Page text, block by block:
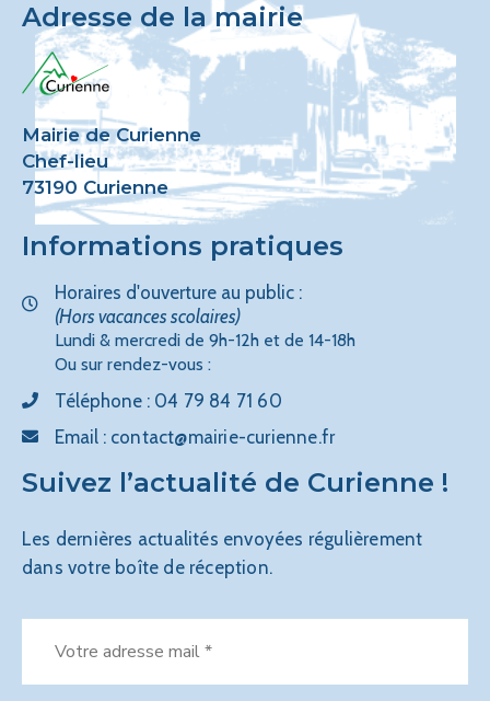
Adresse de la mairie
Mairie de Curienne
Chef-lieu
73190 Curienne
Informations pratiques
Horaires d'ouverture au public :
(Hors vacances scolaires)
Lundi & mercredi de 9h-12h et de 14-18h
Ou sur rendez-vous :
Téléphone : 04 79 84 71 60
Email : contact@mairie-curienne.fr
Suivez l’actualité de Curienne !
Les dernières actualités envoyées régulièrement
dans votre boîte de réception.
adresse